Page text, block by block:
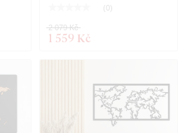
( 0 )
1 559 Kč
2 079 Kč